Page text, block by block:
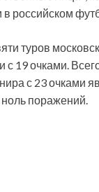
в российском
туров
с 19 очками.
с 23 очками
поражений.